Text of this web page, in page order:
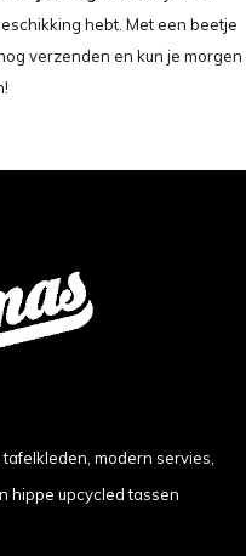
hebt. Met een beetje
verzenden en kun je morgen
modern servies,
hippe upcycled tassen